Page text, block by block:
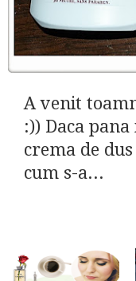
A venit
:)) Daca
crema de
cum s-a...